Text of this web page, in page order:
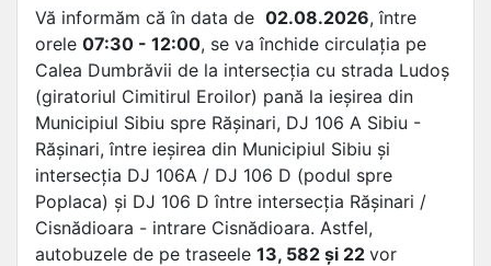
Vă informăm că în data de 02.08.2026, între
orele 07:30 - 12:00, se va închide circulația pe
Calea Dumbrăvii de la intersecția cu strada Ludoș
(giratoriul Cimitirul Eroilor) pană la ieșirea din
Municipiul Sibiu spre Rășinari, DJ 106 A Sibiu -
Rășinari, între ieșirea din Municipiul Sibiu și
intersecția DJ 106A / DJ 106 D (podul spre
Poplaca) și DJ 106 D între intersecția Rășinari /
Cisnădioara - intrare Cisnădioara. Astfel,
autobuzele de pe traseele 13, 582 și 22 vor